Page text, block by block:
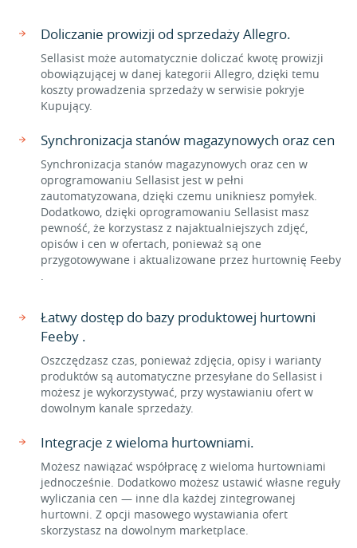
Doliczanie prowizji od sprzedaży Allegro.
Sellasist może automatycznie doliczać kwotę prowizji
obowiązującej w danej kategorii Allegro, dzięki temu
koszty prowadzenia sprzedaży w serwisie pokryje
Kupujący.
Synchronizacja stanów magazynowych oraz cen
Synchronizacja stanów magazynowych oraz cen w
oprogramowaniu Sellasist jest w pełni
zautomatyzowana, dzięki czemu unikniesz pomyłek.
Dodatkowo, dzięki oprogramowaniu Sellasist masz
pewność, że korzystasz z najaktualniejszych zdjęć,
opisów i cen w ofertach, ponieważ są one
przygotowywane i aktualizowane przez hurtownię Feeby
.
Łatwy dostęp do bazy produktowej hurtowni
Feeby .
Oszczędzasz czas, ponieważ zdjęcia, opisy i warianty
produktów są automatyczne przesyłane do Sellasist i
możesz je wykorzystywać, przy wystawianiu ofert w
dowolnym kanale sprzedaży.
Integracje z wieloma hurtowniami.
Możesz nawiązać współpracę z wieloma hurtowniami
jednocześnie. Dodatkowo możesz ustawić własne reguły
wyliczania cen — inne dla każdej zintegrowanej
hurtowni. Z opcji masowego wystawiania ofert
skorzystasz na dowolnym marketplace.